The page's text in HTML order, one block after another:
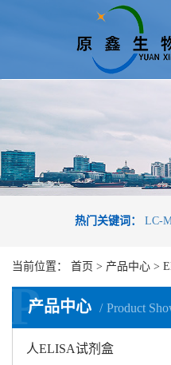
热门关键词： LC-
当前位置： 首页 > 产品中心 >
产品中心 Product
P
人ELISA试剂盒